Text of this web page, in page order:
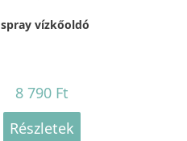
spray vízkőoldó
8 790 Ft
Részletek